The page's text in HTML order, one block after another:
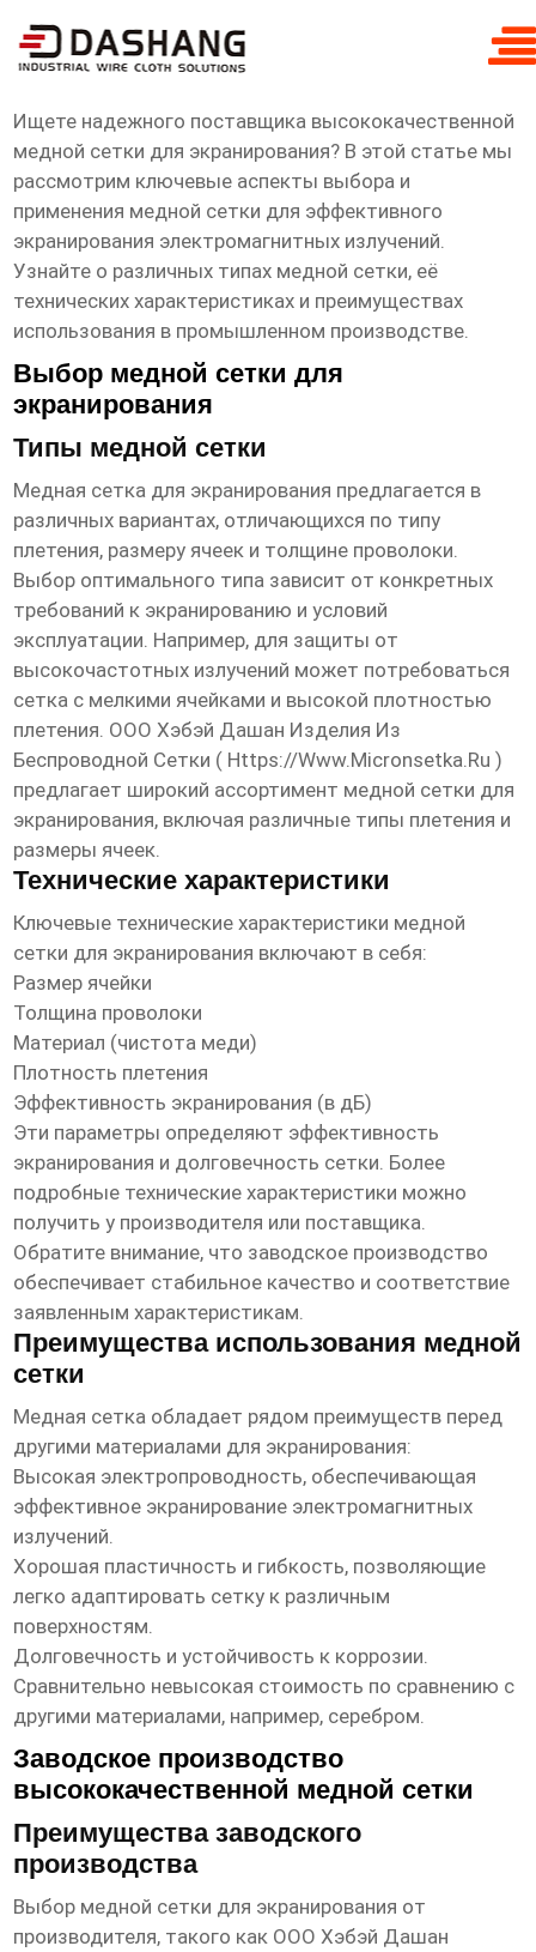
высокое ксчество сетка медная для
экранирования завод
Ищете надежного поставщика высококачественной
медной сетки для экранирования? В этой статье мы
рассмотрим ключевые аспекты выбора и
применения медной сетки для эффективного
экранирования электромагнитных излучений.
Узнайте о различных типах медной сетки, её
технических характеристиках и преимуществах
использования в промышленном производстве.
Выбор медной сетки для
экранирования
Типы медной сетки
Медная сетка для экранирования предлагается в
различных вариантах, отличающихся по типу
плетения, размеру ячеек и толщине проволоки.
Выбор оптимального типа зависит от конкретных
требований к экранированию и условий
эксплуатации. Например, для защиты от
высокочастотных излучений может потребоваться
сетка с мелкими ячейками и высокой плотностью
плетения. ООО Хэбэй Дашан Изделия Из
Беспроводной Сетки ( Https://www.micronsetka.ru )
предлагает широкий ассортимент медной сетки для
экранирования, включая различные типы плетения и
размеры ячеек.
Технические характеристики
Ключевые технические характеристики медной
сетки для экранирования включают в себя:
Размер ячейки
Толщина проволоки
Материал (чистота меди)
Плотность плетения
Эффективность экранирования (в дБ)
Эти параметры определяют эффективность
экранирования и долговечность сетки. Более
подробные технические характеристики можно
получить у производителя или поставщика.
Обратите внимание, что заводское производство
обеспечивает стабильное качество и соответствие
заявленным характеристикам.
Преимущества использования медной
сетки
Медная сетка обладает рядом преимуществ перед
другими материалами для экранирования:
Высокая электропроводность, обеспечивающая
эффективное экранирование электромагнитных
излучений.
Хорошая пластичность и гибкость, позволяющие
легко адаптировать сетку к различным
поверхностям.
Долговечность и устойчивость к коррозии.
Сравнительно невысокая стоимость по сравнению с
другими материалами, например, серебром.
Заводское производство
высококачественной медной сетки
Преимущества заводского
производства
Выбор медной сетки для экранирования от
производителя, такого как ООО Хэбэй Дашан